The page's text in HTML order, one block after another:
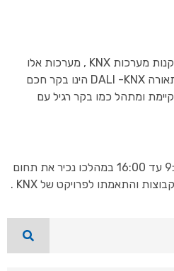
כיום ברוב הבתים החכמים מותקנות מערכות KNX , מערכות אלו
שולטות על מגוון פתרונות של תאורה DALI -KNX הינו בקר חכם
המשתלב עם כל מערכת KNX קיימת ומתהל כמו בקר רגיל עם
הקורס הינו קורס של יום מ-9:00 עד 16:00 במהלכו נכיר את תחום